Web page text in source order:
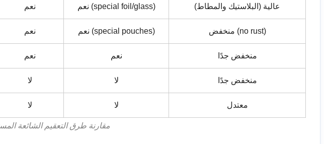
مقارنة طرق التعقيم الشائعة
نعم نعم (special foil/glass) عالية (البلاستيك والمطاط)
نعم نعم (special pouches) منخفض (no rust)
نعم نعم منخفض جدًا
لا لا منخفض جدًا
لا لا معتدل